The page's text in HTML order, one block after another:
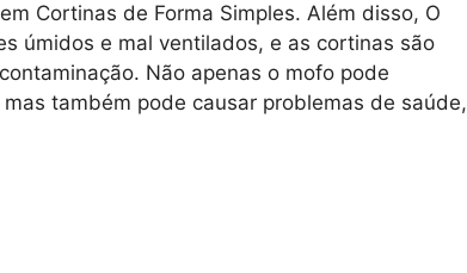
Cortinas de Forma Simples. Além disso, O
úmidos e mal ventilados, e as cortinas são
Não apenas o mofo pode
também pode causar problemas de saúde,